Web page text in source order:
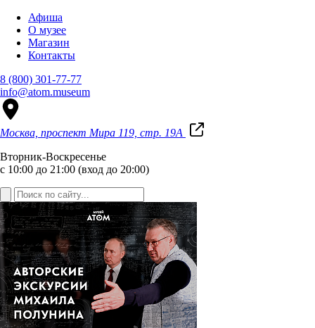
Афиша
О музее
Магазин
Контакты
8 (800) 301-77-77
info@atom.museum
Москва, проспект Мира 119, стр. 19А
Вторник-Воскресенье
с 10:00 до 21:00 (вход до 20:00)